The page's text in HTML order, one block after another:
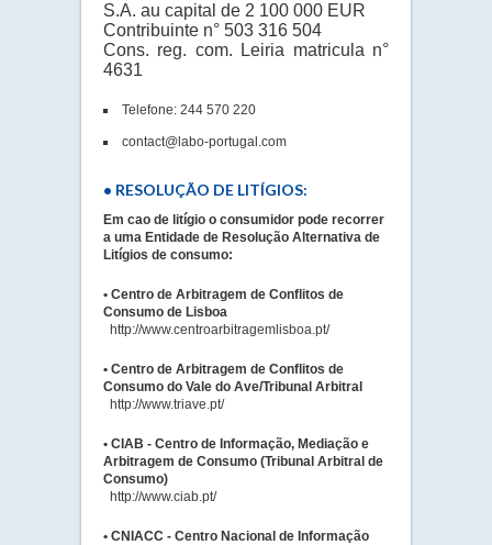
S.A. au capital de 2 100 000 EUR
Contribuinte n° 503 316 504
Cons. reg. com. Leiria matricula n°
4631
Telefone: 244 570 220
contact@labo-portugal.com
• RESOLUÇÃO DE LITÍGIOS:
Em cao de litígio o consumidor pode recorrer
a uma Entidade de Resolução Alternativa de
Litígios de consumo:
• Centro de Arbitragem de Conflitos de
Consumo de Lisboa
http://www.centroarbitragemlisboa.pt/
• Centro de Arbitragem de Conflitos de
Consumo do Vale do Ave/Tribunal Arbitral
http://www.triave.pt/
• CIAB - Centro de Informação, Mediação e
Arbitragem de Consumo (Tribunal Arbitral de
Consumo)
http://www.ciab.pt/
• CNIACC - Centro Nacional de Informação